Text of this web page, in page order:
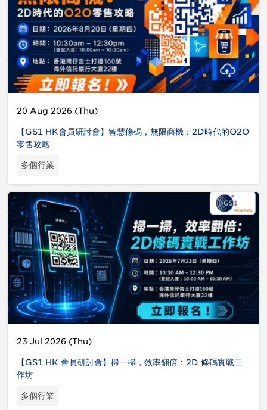
20 Aug 2026 (Thu)
【GS1 HK會員研討會】智慧條碼，無限商機：2D時代的O2O
零售攻略
多個行業
23 Jul 2026 (Thu)
【GS1 HK 會員研討會】掃一掃，效率翻倍：2D 條碼實戰工
作坊
多個行業